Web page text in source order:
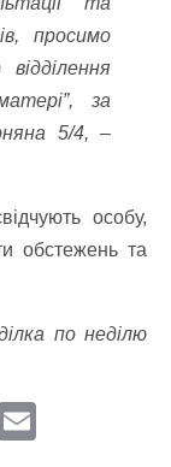
просимо
за
5/4, –
особу,
обстежень та
по неділю